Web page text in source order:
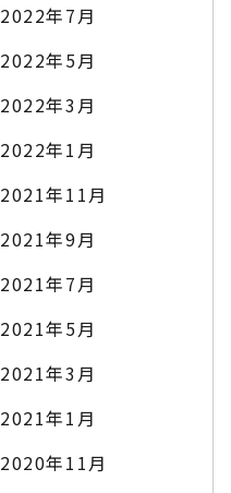
2022年7月
2022年5月
2022年3月
2022年1月
2021年11月
2021年9月
2021年7月
2021年5月
2021年3月
2021年1月
2020年11月